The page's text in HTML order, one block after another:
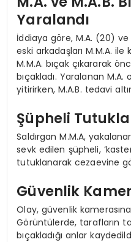
Yaralandı
İddiaya göre, M.A. (20) ve
eski arkadaşları M.M.A. ile
M.M.A. bıçak çıkararak
bıçakladı. Yaralanan M.A.
yitirirken, M.A.B. tedavi
Şüpheli
Saldırgan M.M.A,
sevk edilen şüpheli,
tutuklanarak cezaevine
Güvenlik
Olay, güvenlik
Görüntülerde, tarafların
bıçakladığı anlar